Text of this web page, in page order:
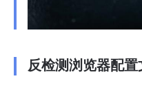
反检测浏览器配